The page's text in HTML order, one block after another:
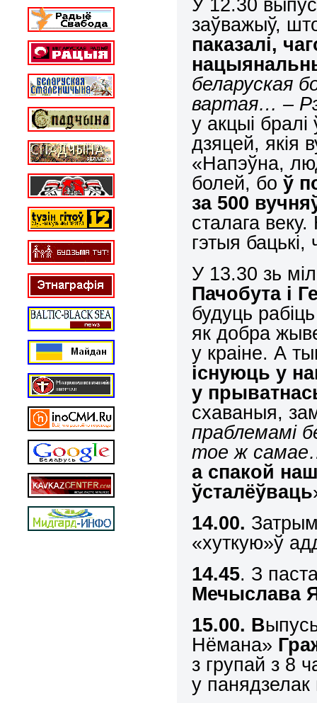
заўважыў,
паказалі,
беларуская
вартая… –
у акцыі
дзяцей, якія
«Напэўна,
болей, боў
за 500
сталага
гэтыя
У 13.30 зь
Пачобута і
будуць
як добра
у краіне. А
існуюць у
у
схаваныя,
праблемамі
тое ж
а спакой
ўсталёўваць
14.00.
«хуткую»ў
14.45. З
Мечыслава
15.00. В
Нёмана»
з групай з 8
у